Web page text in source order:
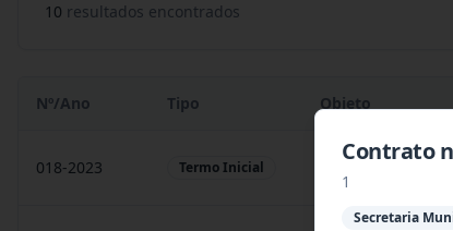
10 resultados encontrados
Nº/Ano Tipo Objeto
018-2023 Termo Inicial
Contrato
1
Secretaria